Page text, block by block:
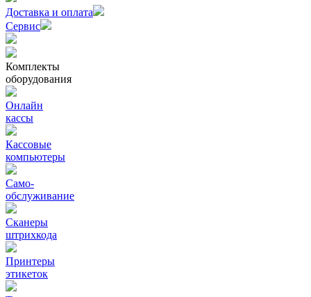
Доставка и оплата
Сервис
Комплекты
оборудования
Онлайн
кассы
Кассовые
компьютеры
Само-
обслуживание
Сканеры
штрихкода
Принтеры
этикеток